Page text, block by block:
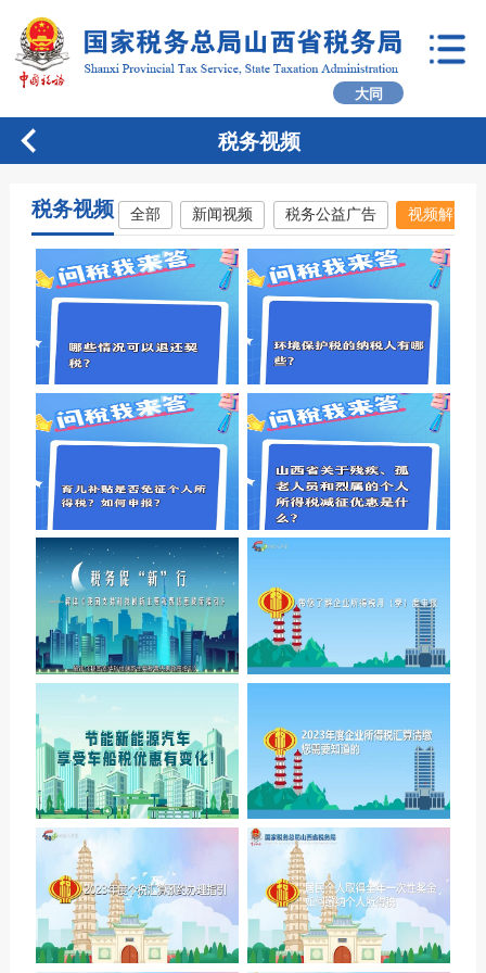
大同
税务视频
税务视频 全部 新闻视频 税务公益广告 视频解读
问税我来答｜哪些情况可以退
还契税？
问税我来答｜环境保护税
税人有哪些？
问税我来答｜育儿补贴是否免
征个人所得税？如何申报？
问税我来答｜山西省关于
疾、孤老人员和烈属的个
得税减征优惠是什么？
税务促“新”行
带您了解企业所得税月（
度申报
节能新能源汽车享受车船税优
惠有变化！
2023年度企业所得税汇算
您需要知道的